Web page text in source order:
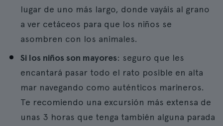
lugar de uno más largo, donde vayáis al grano
a ver cetáceos para que los niños se
asombren con los animales.
Si los niños son mayores: seguro que les
encantará pasar todo el rato posible en alta
mar navegando como auténticos marineros.
Te recomiendo una excursión más extensa de
unas 3 horas que tenga también alguna parada